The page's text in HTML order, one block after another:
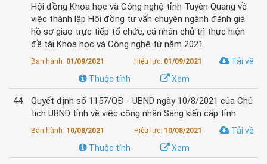
Hội đồng Khoa học và Công nghệ tỉnh Tuyên Quang về
việc thành lập Hội đồng tư vấn chuyên ngành đánh giá
hồ sơ giao trực tiếp tổ chức, cá nhân chủ trì thực hiện
đề tài Khoa học và Công nghệ từ năm 2021
Ban hành: 01/09/2021 Hiệu lực: 01/09/2021
Tải về
Xem
Thuộc tính
44
Quyết định số 1157/QĐ - UBND ngày 10/8/2021 của Chủ
tịch UBND tỉnh về việc công nhận Sáng kiến cấp tỉnh
Ban hành: 10/08/2021 Hiệu lực: 10/08/2021
Tải về
Xem
Thuộc tính